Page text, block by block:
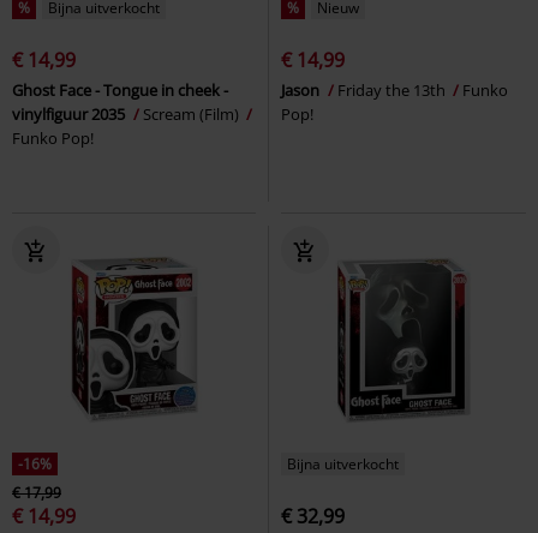
% Bijna uitverkocht
€ 14,99
Ghost Face - Tongue in cheek -
vinylfiguur 2035
Scream (Film)
Funko Pop!
% Nieuw
€ 14,99
Jason Friday the 13th
Funko
Pop!
-16%
€ 17,99
€ 14,99
Bijna uitverkocht
€ 32,99